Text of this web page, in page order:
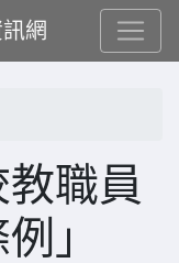
網
職員
」